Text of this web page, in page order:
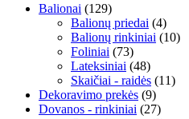
Balionai (129)
Balionų priedai (4)
Balionų rinkiniai (10)
Foliniai (73)
Lateksiniai (48)
Skaičiai - raidės (11)
Dekoravimo prekės (9)
Dovanos - rinkiniai (27)